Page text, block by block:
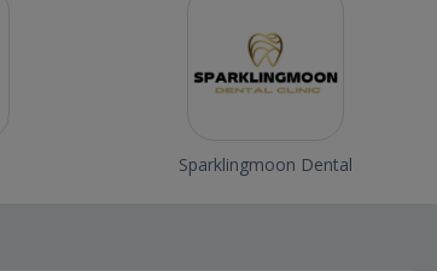
Sparklingmoon Dental